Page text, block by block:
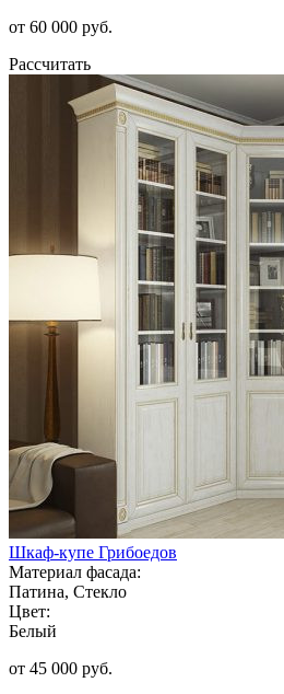
от 60 000 руб.
Рассчитать
Шкаф-купе Грибоедов
Материал фасада:
Патина, Стекло
Цвет:
Белый
от 45 000 руб.